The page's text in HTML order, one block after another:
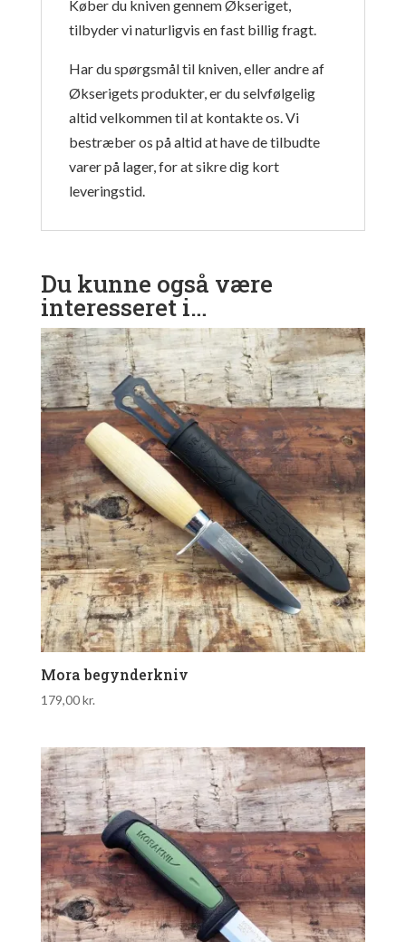
Køber du kniven gennem Økseriget,
tilbyder vi naturligvis en fast billig fragt.
Har du spørgsmål til kniven, eller andre af
Økserigets produkter, er du selvfølgelig
altid velkommen til at kontakte os. Vi
bestræber os på altid at have de tilbudte
varer på lager, for at sikre dig kort
leveringstid.
Du kunne også være
interesseret i…
Mora begynderkniv
179,00kr.